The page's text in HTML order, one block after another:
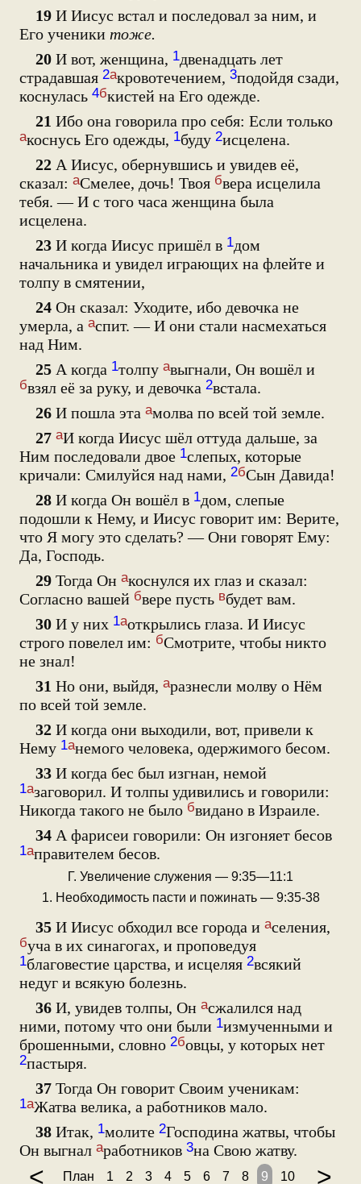
19 И Иисус встал и последовал за ним, и
Его ученики тоже.
20 И вот, женщина, 1двенадцать лет
страдавшая 2акровотечением, 3подойдя сзади,
коснулась 4бкистей на Его одежде.
21 Ибо она говорила про себя: Если только
акоснусь Его одежды, 1буду 2исцелена.
22 А Иисус, обернувшись и увидев её,
сказал: аСмелее, дочь! Твоя бвера исцелила
тебя. — И с того часа женщина была
исцелена.
23 И когда Иисус пришёл в 1дом
начальника и увидел играющих на флейте и
толпу в смятении,
24 Он сказал: Уходите, ибо девочка не
умерла, а аспит. — И они стали насмехаться
над Ним.
25 А когда 1толпу авыгнали, Он вошёл и
бвзял её за руку, и девочка 2встала.
26 И пошла эта амолва по всей той земле.
27 аИ когда Иисус шёл оттуда дальше, за
Ним последовали двое 1слепых, которые
кричали: Смилуйся над нами, 2бСын Давида!
28 И когда Он вошёл в 1дом, слепые
подошли к Нему, и Иисус говорит им: Верите,
что Я могу это сделать? — Они говорят Ему:
Да, Господь.
29 Тогда Он акоснулся их глаз и сказал:
Согласно вашей бвере пусть вбудет вам.
30 И у них 1аоткрылись глаза. И Иисус
строго повелел им: бСмотрите, чтобы никто
не знал!
31 Но они, выйдя, аразнесли молву о Нём
по всей той земле.
32 И когда они выходили, вот, привели к
Нему 1анемого человека, одержимого бесом.
33 И когда бес был изгнан, немой
1азаговорил. И толпы удивились и говорили:
Никогда такого не было бвидано в Израиле.
34 А фарисеи говорили: Он изгоняет бесов
1аправителем бесов.
Г. Увеличение служения — 9:35—11:1
1. Необходимость пасти и пожинать — 9:35-38
35 И Иисус обходил все города и аселения,
буча в их синагогах, и проповедуя
1благовестие царства, и исцеляя 2всякий
недуг и всякую болезнь.
36 И, увидев толпы, Он асжалился над
ними, потому что они были 1измученными и
брошенными, словно 2бовцы, у которых нет
2пастыря.
37 Тогда Он говорит Своим ученикам:
1аЖатва велика, а работников мало.
38 Итак, 1молите 2Господина жатвы, чтобы
Он выгнал аработников 3на Свою жатву.
< План 1 2 3 4 5 6 7 8 9 10 >